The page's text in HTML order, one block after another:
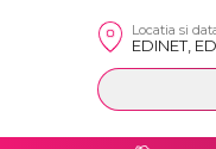
Locatia si
EDINET,